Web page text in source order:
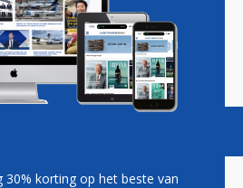
Podcasts Vacatures
30% korting op het beste van